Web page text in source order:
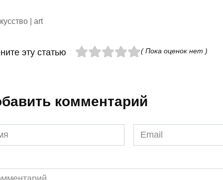
| art
эту статью ( Пока оценок нет )
комментарий
Email
*